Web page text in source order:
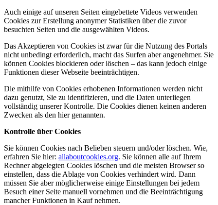
Auch einige auf unseren Seiten eingebettete Videos verwenden
Cookies zur Erstellung anonymer Statistiken über die zuvor
besuchten Seiten und die ausgewählten Videos.
Das Akzeptieren von Cookies ist zwar für die Nutzung des Portals
nicht unbedingt erforderlich, macht das Surfen aber angenehmer. Sie
können Cookies blockieren oder löschen – das kann jedoch einige
Funktionen dieser Webseite beeinträchtigen.
Die mithilfe von Cookies erhobenen Informationen werden nicht
dazu genutzt, Sie zu identifizieren, und die Daten unterliegen
vollständig unserer Kontrolle. Die Cookies dienen keinen anderen
Zwecken als den hier genannten.
Kontrolle über Cookies
Sie können Cookies nach Belieben steuern und/oder löschen. Wie,
erfahren Sie hier: allaboutcookies.org. Sie können alle auf Ihrem
Rechner abgelegten Cookies löschen und die meisten Browser so
einstellen, dass die Ablage von Cookies verhindert wird. Dann
müssen Sie aber möglicherweise einige Einstellungen bei jedem
Besuch einer Seite manuell vornehmen und die Beeinträchtigung
mancher Funktionen in Kauf nehmen.